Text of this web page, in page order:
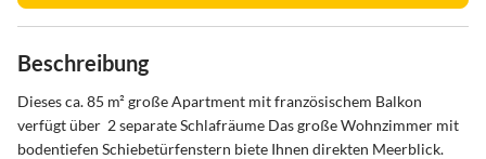
Beschreibung
Dieses ca. 85 m² große Apartment mit französischem Balkon
verfügt über  2 separate Schlafräume Das große Wohnzimmer mit
bodentiefen Schiebetürfenstern biete Ihnen direkten Meerblick.